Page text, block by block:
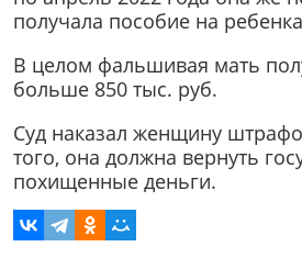
получала пособие на
В целом фальшивая мать
больше 850 тыс. руб.
Суд наказал женщину
того, она должна вернуть
похищенные деньги.